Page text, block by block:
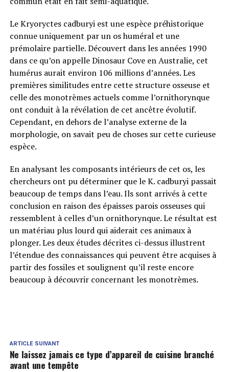
Le Kryoryctes cadburyi est une espèce préhistorique
connue uniquement par un os huméral et une
prémolaire partielle. Découvert dans les années 1990
dans ce qu’on appelle Dinosaur Cove en Australie, cet
humérus aurait environ 106 millions d’années. Les
premières similitudes entre cette structure osseuse et
celle des monotrèmes actuels comme l’ornithorynque
ont conduit à la révélation de cet ancêtre évolutif.
Cependant, en dehors de l’analyse externe de la
morphologie, on savait peu de choses sur cette curieuse
espèce.
En analysant les composants intérieurs de cet os, les
chercheurs ont pu déterminer que le K. cadburyi passait
beaucoup de temps dans l’eau. Ils sont arrivés à cette
conclusion en raison des épaisses parois osseuses qui
ressemblent à celles d’un ornithorynque. Le résultat est
un matériau plus lourd qui aiderait ces animaux à
plonger. Les deux études décrites ci-dessus illustrent
l’étendue des connaissances qui peuvent être acquises à
partir des fossiles et soulignent qu’il reste encore
beaucoup à découvrir concernant les monotrèmes.
ARTICLE SUIVANT
Ne laissez jamais ce type d’appareil de cuisine branché
avant une tempête